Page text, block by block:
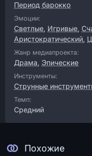
Период барокко
Эмоции:
Светлые, Игривые,
Аристократический,
Жанр медиапроекта:
Драма, Эпические
Инструменты:
Струнные
Темп:
Средний
Похожие